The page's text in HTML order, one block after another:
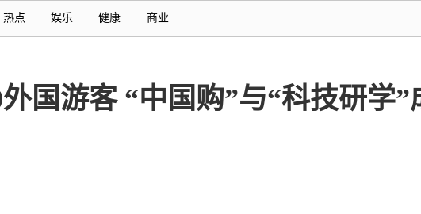
热点 娱乐 健康 商业
国游客 “中国购”与“科技研学”